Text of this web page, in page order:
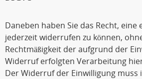
Daneben haben Sie das Recht,
jederzeit widerrufen zu können,
Rechtmäßigkeit der aufgrund der
Widerruf erfolgten Verarbeitung
Der Widerruf der Einwilligung muss